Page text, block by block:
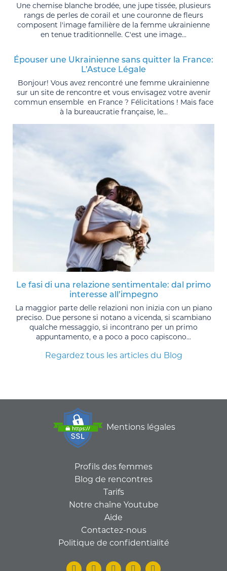
Une chemise blanche brodée, une jupe tissée, plusieurs
rangs de perles de corail et une couronne de fleurs
composent l'image familière de la femme ukrainienne
en tenue traditionnelle. C'est une image...
Épouser une Ukrainienne sans quitter la France:
L’Astuce Légale
Bonjour! Vous avez rencontré une femme ukrainienne
sur un site de rencontre et vous envisagez votre avenir
commun ensemble en France ? Félicitations ! Mais face
à la bureaucratie française, le...
Le fasi di una relazione sentimentale: dal primo
interesse all’impegno
La maggior parte delle relazioni non inizia con un piano
preciso. Due persone si notano a vicenda, si scambiano
qualche messaggio, si incontrano per un primo
appuntamento, e a poco a poco capiscono...
Regardez tous les articles du Blog
Mentions légales
Profils des femmes
Blog de rencontres
Tarifs
Notre chaîne Youtube
Aide
Contactez-nous
Politique de confidentialité